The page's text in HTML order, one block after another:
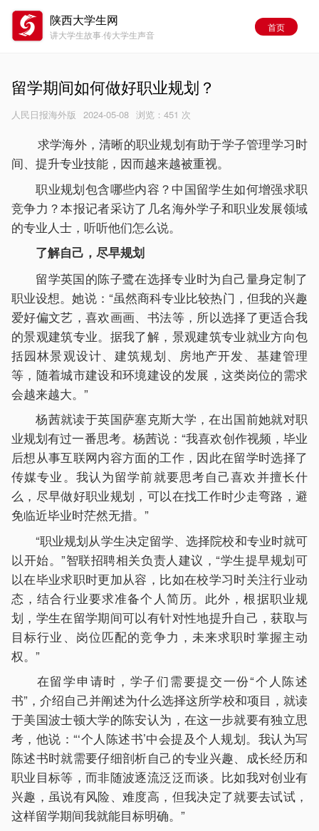
陕西大学生网
讲大学生故事·传大学生声音
首页
留学期间如何做好职业规划？
人民日报海外版 2024-05-08 浏览： 451 次
求学海外，清晰的职业规划有助于学子管理学习时
间、提升专业技能，因而越来越被重视。
职业规划包含哪些内容？中国留学生如何增强求职
竞争力？本报记者采访了几名海外学子和职业发展领域
的专业人士，听听他们怎么说。
了解自己，尽早规划
留学英国的陈子鹭在选择专业时为自己量身定制了
职业设想。她说：“虽然商科专业比较热门，但我的兴趣
爱好偏文艺，喜欢画画、书法等，所以选择了更适合我
的景观建筑专业。据我了解，景观建筑专业就业方向包
括园林景观设计、建筑规划、房地产开发、基建管理
等，随着城市建设和环境建设的发展，这类岗位的需求
会越来越大。”
杨茜就读于英国萨塞克斯大学，在出国前她就对职
业规划有过一番思考。杨茜说：“我喜欢创作视频，毕业
后想从事互联网内容方面的工作，因此在留学时选择了
传媒专业。我认为留学前就要思考自己喜欢并擅长什
么，尽早做好职业规划，可以在找工作时少走弯路，避
免临近毕业时茫然无措。”
“职业规划从学生决定留学、选择院校和专业时就可
以开始。”智联招聘相关负责人建议，“学生提早规划可
以在毕业求职时更加从容，比如在校学习时关注行业动
态，结合行业要求准备个人简历。此外，根据职业规
划，学生在留学期间可以有针对性地提升自己，获取与
目标行业、岗位匹配的竞争力，未来求职时掌握主动
权。”
在留学申请时，学子们需要提交一份“个人陈述
书”，介绍自己并阐述为什么选择这所学校和项目，就读
于美国波士顿大学的陈安认为，在这一步就要有独立思
考，他说：“‘个人陈述书’中会提及个人规划。我认为写
陈述书时就需要仔细剖析自己的专业兴趣、成长经历和
职业目标等，而非随波逐流泛泛而谈。比如我对创业有
兴趣，虽说有风险、难度高，但我决定了就要去试试，
这样留学期间我就能目标明确。”